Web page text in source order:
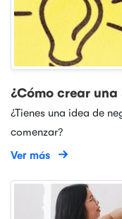
¿Cómo crear
¿Tienes una idea de
comenzar?
Ver más